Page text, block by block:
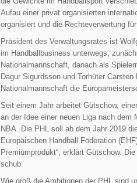
Aufau einer privat organisierten
organisiert und die Rechteverwertung
Präsident des Verwaltungsrates ist
im Handballbusiness unterwegs,
Nationalmannschaft, danach als
Dagur Sigurdsson und Torhüter
Nationalmannschaft die
Seit einem Jahr arbeitet Gütschow,
an der Idee einer neuen Liga nach
NBA. Die PHL soll ab dem Jahr 2019
Europäischen Handball Föderation
Premiumprodukt“, erklärt Gütschow.
schub.
Wie groß die Ambitionen der PHL sind